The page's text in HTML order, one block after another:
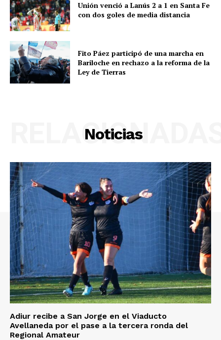
Unión venció a Lanús 2 a 1 en Santa Fe
con dos goles de media distancia
Fito Páez participó de una marcha en
Bariloche en rechazo a la reforma de la
Ley de Tierras
Noticias
Adiur recibe a San Jorge en el Viaducto
Avellaneda por el pase a la tercera ronda del
Regional Amateur